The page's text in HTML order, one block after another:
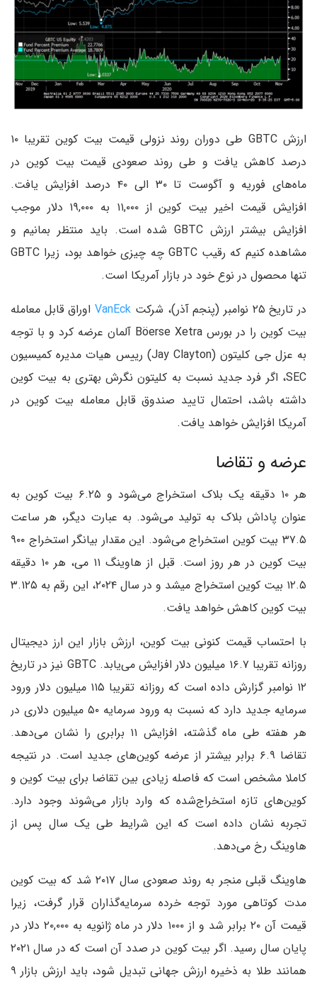
ارزش GBTC طی دوران روند نزولی قیمت بیت کوین تقریبا ۱۰
درصد کاهش یافت و طی روند صعودی قیمت بیت کوین در
ماه‌های فوریه و آگوست تا ۳۰ الی ۴۰ درصد افزایش یافت.
افزایش قیمت اخیر بیت کوین از ۱۱,۰۰۰ به ۱۹,۰۰۰ دلار موجب
افزایش بیشتر ارزش GBTC شده است. باید منتظر بمانیم و
مشاهده کنیم که رقیب GBTC چه چیزی خواهد بود، زیرا GBTC
تنها محصول در نوع خود در بازار آمریکا است.
در تاریخ ۲۵ نوامبر (پنجم آذر)، شرکت
VanEckاوراق قابل معامله
بیت کوین را در بورس Böerse Xetra آلمان عرضه کرد و با توجه
به عزل جی کلیتون (Jay Clayton) رییس هیات مدیره کمیسیون
SEC، اگر فرد جدید نسبت به کلیتون نگرش بهتری به بیت کوین
داشته باشد، احتمال تایید صندوق قابل معامله بیت کو‌ین در
آمریکا افزایش خواهد یافت.
عرضه و تقاضا
هر ۱۰ دقیقه یک بلاک استخراج می‌شود و ۶.۲۵ بیت کوین به
عنوان پاداش بلاک به تولید می‌شود. به عبارت دیگر، هر ساعت
۳۷.۵ بیت کو‌ین استخراج می‌شود. این مقدار بیانگر استخراج ۹۰۰
بیت کوین در هر روز است. قبل از هاوینگ ۱۱ می، هر ۱۰ دقیقه
۱۲.۵ بیت کوین استخراج میشد و در سال ۲۰۲۴، این رقم به ۳.۱۲۵
بیت کو‌ین کاهش خواهد یافت.
با احتساب قیمت کنونی بیت کوین، ارزش بازار این ارز دیجیتال
روزانه تقریبا ۱۶.۷ میلیون دلار افزایش می‌یابد. GBTC نیز در تاریخ
۱۲ نوامبر گزارش داده است که روزانه تقریبا ۱۱۵ میلیون دلار ورود
سرمایه جدید دارد که نسبت به ورود سرمایه ۵۰ میلیون دلاری در
هر هفته طی ماه گذشته، افزایش ۱۱ برابری را نشان می‌دهد.
تقاضا ۶.۹ برابر بیشتر از عرضه کوین‌های جدید است. در نتیجه
کاملا مشخص است که فاصله زیادی بین تقاضا برای بیت کوین و
کوین‌های تازه استخراج‌شده که وارد بازار می‌شوند وجود دارد.
تجربه نشان داده است که این شرایط طی یک سال پس از
هاوینگ رخ می‌‌دهد.
هاوینگ قبلی منجر به روند صعودی سال ۲۰۱۷ شد که بیت کوین
مدت کوتاهی مورد توجه خرده سرمایه‌گذاران قرار گرفت، زیرا
قیمت آن ۲۰ برابر شد و از ۱۰۰۰ دلار در ماه ژانویه به ۲۰,۰۰۰ دلار در
پایان سال رسید. اگر بیت کوین در صدد آن است که در سال ۲۰۲۱
همانند طلا به ذخیره ارزش جهانی تبدیل شود، باید ارزش بازار ۹